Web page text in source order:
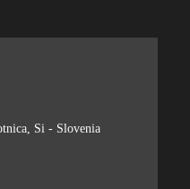
Si - Slovenia